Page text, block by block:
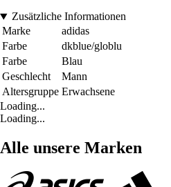
Zusätzliche Informationen
Marke
adidas
Farbe
dkblue/globlu
Farbe
Blau
Geschlecht
Mann
Altersgruppe Erwachsene
Loading...
Loading...
Alle unsere Marken